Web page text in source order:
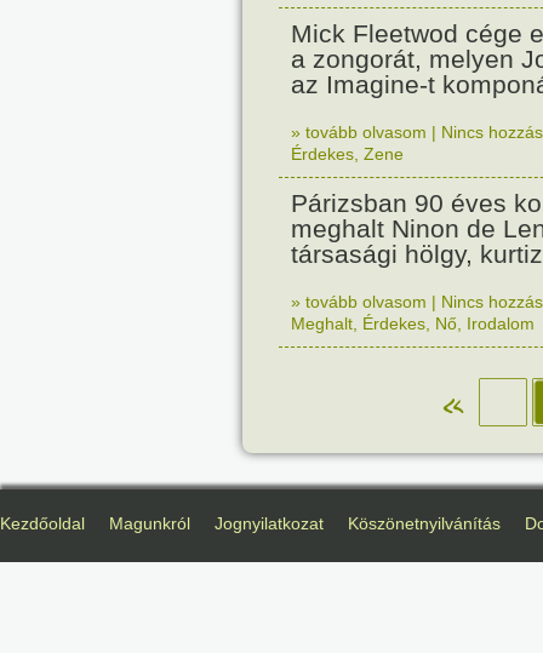
Mick Fleetwod cége
a zongorát, melyen
az Imagine-t
» tovább olvasom | Nincs
Érdekes Zene
Párizsban 90 éves
meghalt Ninon de
társasági hölgy,
» tovább olvasom | Nincs
Meghalt Érdekes Nő Irodalom
«
Kezdőoldal Magunkról Jognyilatkozat Köszönetnyilvánítás